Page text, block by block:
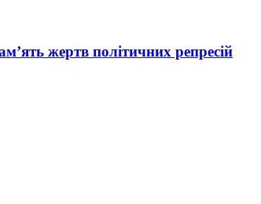
жертв політичних репресій